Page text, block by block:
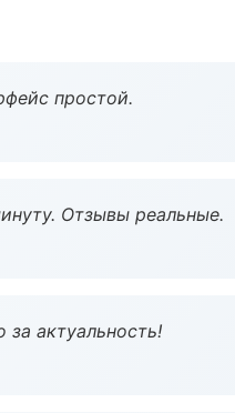
простой.
Отзывы реальные.
актуальность!